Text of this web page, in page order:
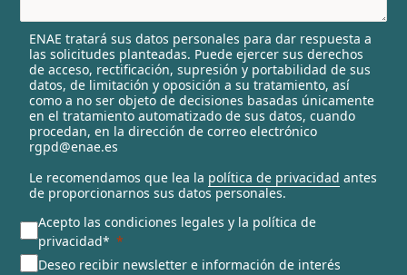
l
e
c
t
e
d
ENAE tratará sus datos personales para dar respuesta a
las solicitudes planteadas. Puede ejercer sus derechos
de acceso, rectificación, supresión y portabilidad de sus
datos, de limitación y oposición a su tratamiento, así
como a no ser objeto de decisiones basadas únicamente
en el tratamiento automatizado de sus datos, cuando
procedan, en la dirección de correo electrónico
rgpd@enae.es
Le recomendamos que lea la política de privacidad antes
de proporcionarnos sus datos personales.
Acepto las condiciones legales y la política de
privacidad*
Deseo recibir newsletter e información de interés